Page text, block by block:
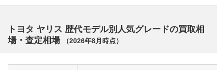
トヨタ ヤリス 歴代モデル別人気グレードの買取相
場・査定相場
（2026年8月 時点）